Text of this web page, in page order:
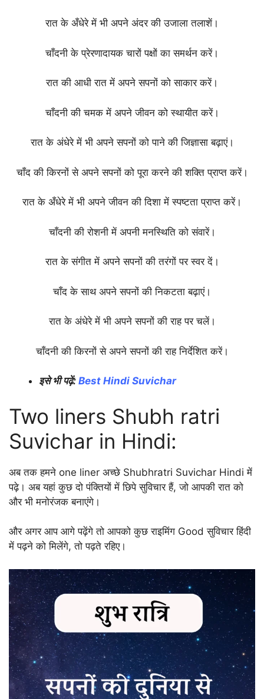
रात के अँधेरे में भी अपने अंदर की उजाला तलाशें।
चाँदनी के प्रेरणादायक चारों पक्षों का समर्थन करें।
रात की आधी रात में अपने सपनों को साकार करें।
चाँदनी की चमक में अपने जीवन को स्थायीत करें।
रात के अंधेरे में भी अपने सपनों को पाने की जिज्ञासा बढ़ाएं।
चाँद की किरनों से अपने सपनों को पूरा करने की शक्ति प्राप्त करें।
रात के अँधेरे में भी अपने जीवन की दिशा में स्पष्टता प्राप्त करें।
चाँदनी की रोशनी में अपनी मनस्थिति को संवारें।
रात के संगीत में अपने सपनों की तरंगों पर स्वर दें।
चाँद के साथ अपने सपनों की निकटता बढ़ाएं।
रात के अंधेरे में भी अपने सपनों की राह पर चलें।
चाँदनी की किरनों से अपने सपनों की राह निर्देशित करें।
इसे भी पढ़ें: Best Hindi Suvichar
Two liners Shubh ratri
Suvichar in Hindi:
अब तक हमने one liner अच्छे Shubhratri Suvichar Hindi में
पढ़े। अब यहां कुछ दो पंक्तियों में छिपे सुविचार हैं, जो आपकी रात को
और भी मनोरंजक बनाएंगे।
और अगर आप आगे पढ़ेंगे तो आपको कुछ राइमिंग Good सुविचार हिंदी
में पढ़ने को मिलेंगे, तो पढ़ते रहिए।